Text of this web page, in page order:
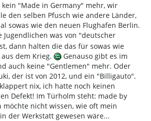
"Made in Germany" mehr, wir
den selben Pfusch wie andere Länder,
sowas wie den neuen Flughafen Berlin.
Jugendlichen was von "deutscher
dann halten die das für sowas wie
dem Krieg.
Genauso gibt es im
auch keine "Gentlemen" mehr. Oder
der ist von 2012, und ein "Billigauto".
nix, ich hatte noch keinen
Defekt! Im Türholm steht: made by
nicht wissen, wie oft mein
der Werkstatt gewesen wäre...